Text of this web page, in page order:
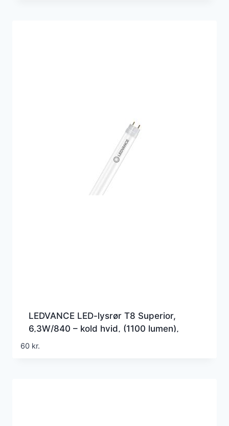
LEDVANCE LED-lysrør T8 Superior,
6,3W/840 – kold hvid, (1100 lumen),
600mm, G5 (Erstatter 18w), EM+230v
60 kr.